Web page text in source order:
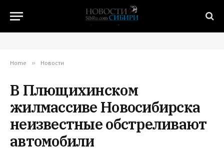
Home » Новости
В Плющихинском
жилмассиве Новосибирска
неизвестные обстреливают
автомобили